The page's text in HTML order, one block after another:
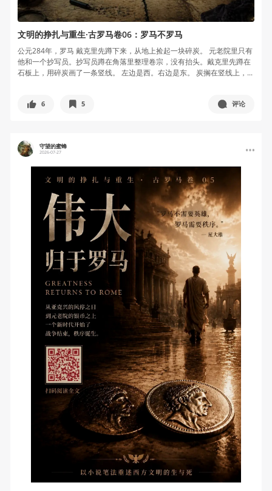
文明的挣扎与重生·古罗马卷06：罗马不罗马
公元284年，罗马 戴克里先蹲下来，从地上捡起一块碎炭。 元老院里只有
他和一个抄写员。抄写员蹲在角落里整理卷宗，没有抬头。戴克里先蹲在
石板上，用碎炭画了一条竖线。 左边是西。右边是东。 炭搁在竖线上，...
6 5 评论
守望的蜜蜂
2026-07-27